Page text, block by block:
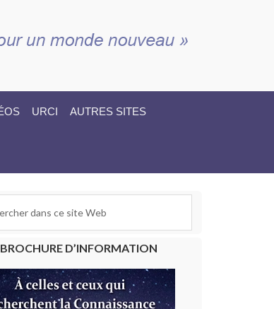
URCI AUTRES SITES
BROCHURE D’INFORMATION